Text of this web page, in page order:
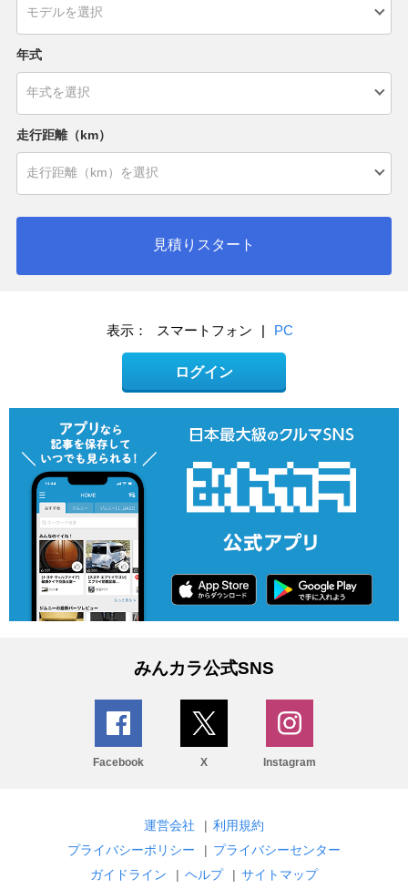
年式
走行距離（km）
見積りスタート
表示： スマートフォン | PC
ログイン
みんカラ公式SNS
Facebook X Instagram
運営会社 | 利用規約
プライバシーポリシー
| プライバシーセンター
ガイドライン
| ヘルプ | サイトマップ